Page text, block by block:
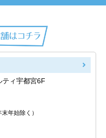
ティ宇都宮6F
年始除く）